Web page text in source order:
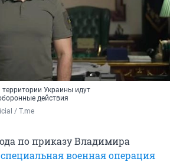
территории Украины идут
действия
/ T.me
по приказу Владимира
специальная военная операция